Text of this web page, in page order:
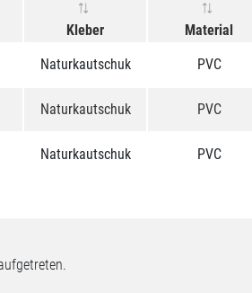
Kleber Material
Naturkautschuk PVC
Naturkautschuk PVC
Naturkautschuk PVC